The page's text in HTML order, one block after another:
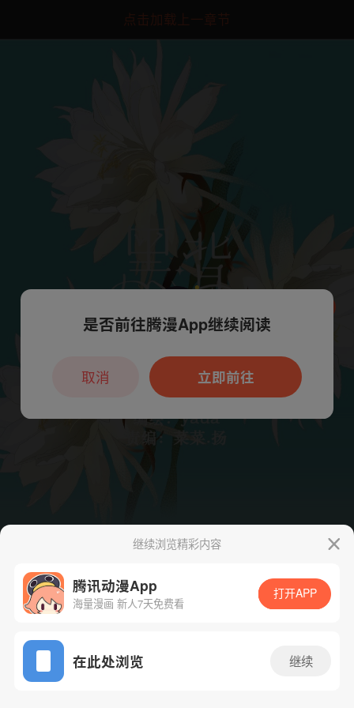
点击加载上一章节
App免费看
下一话
继续浏览精彩内容
腾讯动漫App
海量漫画 新人7天免费看
打开APP
在此处浏览 继续
本章节仅支持App阅读，可打开App新用
户7天免费看
是否前往腾漫App继续阅读
立即前往
取消